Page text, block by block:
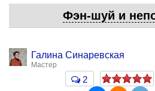
Фэн-шуй и
Галина Синаревская
Мастер
2